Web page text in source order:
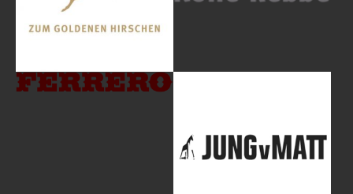
Show larger version